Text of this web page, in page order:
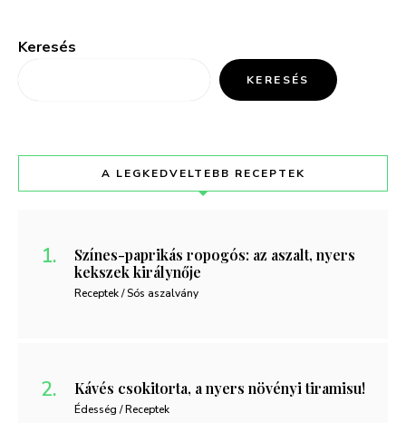
Keresés
KERESÉS
A LEGKEDVELTEBB RECEPTEK
Színes-paprikás ropogós: az aszalt, nyers
kekszek királynője
Receptek / Sós aszalvány
Kávés csokitorta, a nyers növényi tiramisu!
Édesség / Receptek